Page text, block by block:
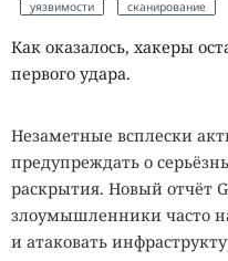
уязвимости
сканирование
Как оказалось, хакеры
первого удара.
Незаметные всплески
предупреждать о
раскрытия. Новый отчёт
злоумышленники часто
и атаковать